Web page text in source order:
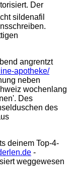
Der
sildenafil
angrentzt
apotheke/
neben
wochenlang
Des
des
deinem Top-4-
-
weggewesen